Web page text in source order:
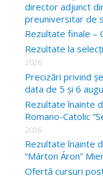
director adjunct
preuniversitar de
Rezultate finale –
Rezultate la
2026
Precizări privind
data de 5 și 6
Rezultate înainte
Romano-Catolic
2026
Rezultate înainte
“Márton Áron”
Ofertă cursuri